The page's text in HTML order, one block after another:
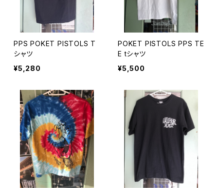
PPS POKET PISTOLS T
シャツ
¥5,280
POKET PISTOLS PPS TE
E tシャツ
¥5,500